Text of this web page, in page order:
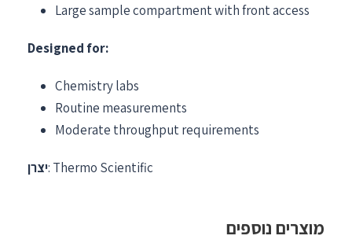
Large sample compartment with front access
Designed for:
Chemistry labs
Routine measurements
Moderate throughput requirements
יצרן: Thermo Scientific
מוצרים נוספים